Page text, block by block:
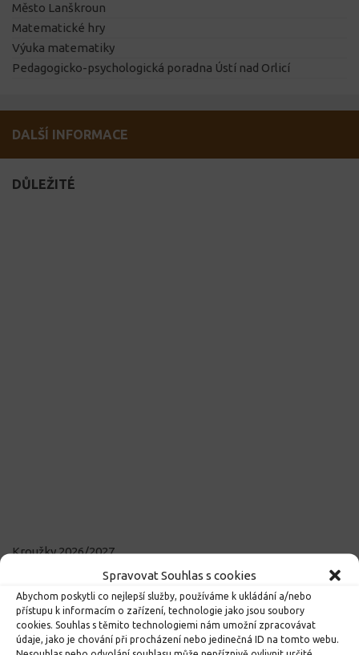
Spravovat Souhlas s cookies
Abychom poskytli co nejlepší služby, používáme k ukládání a/nebo
přístupu k informacím o zařízení, technologie jako jsou soubory
cookies. Souhlas s těmito technologiemi nám umožní zpracovávat
údaje, jako je chování při procházení nebo jedinečná ID na tomto webu.
Město Lanškroun
Matematické hry
Výuka matematiky
Pedagogicko-psychologická poradna Ústí nad Orlicí
DALŠÍ INFORMACE
DŮLEŽITÉ
Kroužky 2026/2027